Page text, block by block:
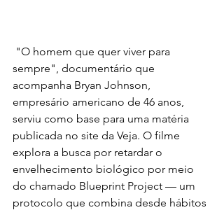
"O homem que quer viver para
sempre", documentário que
acompanha Bryan Johnson,
empresário americano de 46 anos,
serviu como base para uma matéria
publicada no site da Veja. O filme
explora a busca por retardar o
envelhecimento biológico por meio
do chamado Blueprint Project — um
protocolo que combina desde hábitos